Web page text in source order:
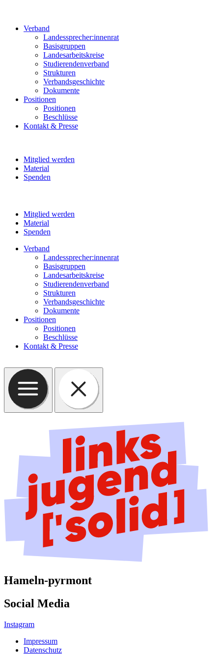
Verband
Landessprecher:innenrat
Basisgruppen
Landesarbeitskreise
Studierendenverband
Strukturen
Verbandsgeschichte
Dokumente
Positionen
Positionen
Beschlüsse
Kontakt & Presse
Mitglied werden
Material
Spenden
Mitglied werden
Material
Spenden
Verband
Landessprecher:innenrat
Basisgruppen
Landesarbeitskreise
Studierendenverband
Strukturen
Verbandsgeschichte
Dokumente
Positionen
Positionen
Beschlüsse
Kontakt & Presse
Hameln-pyrmont
Social Media
Instagram
Impressum
Datenschutz